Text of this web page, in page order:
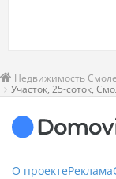
Недвижимость
Участок, 25-соток,
О проектеРеклама